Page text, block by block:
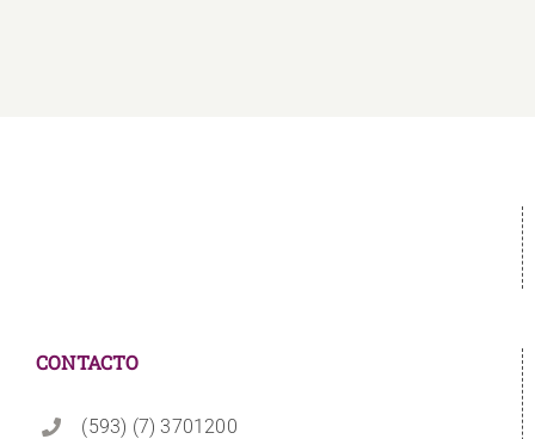
CONTACTO
(593) (7) 3701200